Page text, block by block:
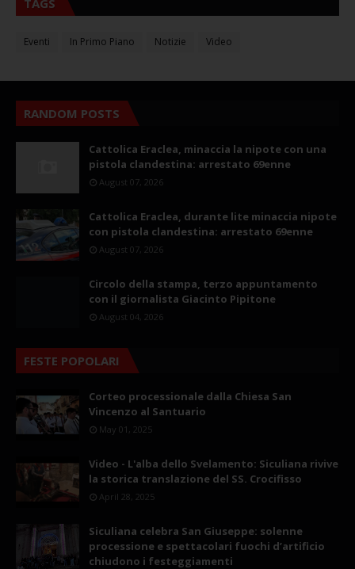
Eventi In Primo Piano Notizie Video
RANDOM POSTS
Cattolica Eraclea, minaccia la nipote con una
pistola clandestina: arrestato 69enne
August 07, 2026
Cattolica Eraclea, durante lite minaccia nipote
con pistola clandestina: arrestato 69enne
August 07, 2026
Circolo della stampa, terzo appuntamento
con il giornalista Giacinto Pipitone
August 04, 2026
FESTE POPOLARI
Corteo processionale dalla Chiesa San
Vincenzo al Santuario
May 01, 2025
Video - L'alba dello Svelamento: Siculiana rivive
la storica translazione del SS. Crocifisso
April 28, 2025
Siculiana celebra San Giuseppe: solenne
processione e spettacolari fuochi d’artificio
chiudono i festeggiamenti